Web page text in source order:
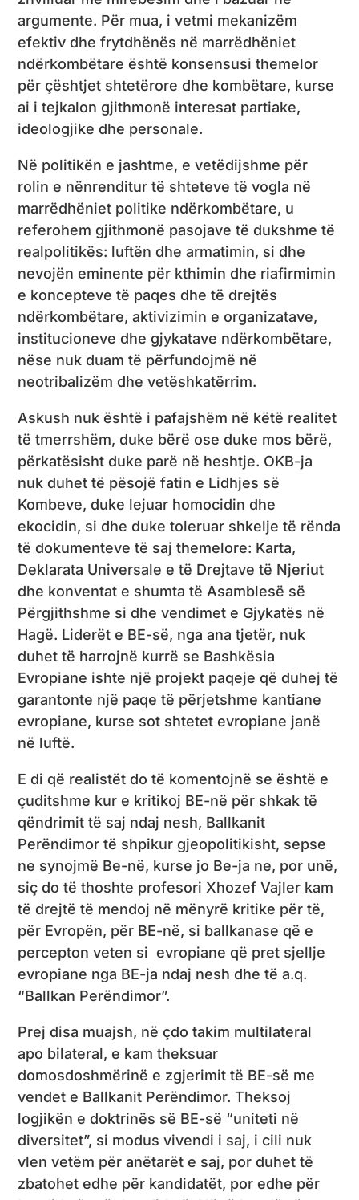
argumente. Për mua, i vetmi mekanizëm
efektiv dhe frytdhënës në marrëdhëniet
ndërkombëtare është konsensusi themelor
për çështjet shtetërore dhe kombëtare, kurse
ai i tejkalon gjithmonë interesat partiake,
ideologjike dhe personale.
Në politikën e jashtme, e vetëdijshme për
rolin e nënrenditur të shteteve të vogla në
marrëdhëniet politike ndërkombëtare, u
referohem gjithmonë pasojave të dukshme të
realpolitikës: luftën dhe armatimin, si dhe
nevojën eminente për kthimin dhe riafirmimin
e koncepteve të paqes dhe të drejtës
ndërkombëtare, aktivizimin e organizatave,
institucioneve dhe gjykatave ndërkombëtare,
nëse nuk duam të përfundojmë në
neotribalizëm dhe vetëshkatërrim.
Askush nuk është i pafajshëm në këtë realitet
të tmerrshëm, duke bërë ose duke mos bërë,
përkatësisht duke parë në heshtje. OKB-ja
nuk duhet të pësojë fatin e Lidhjes së
Kombeve, duke lejuar homocidin dhe
ekocidin, si dhe duke toleruar shkelje të rënda
të dokumenteve të saj themelore: Karta,
Deklarata Universale e të Drejtave të Njeriut
dhe konventat e shumta të Asamblesë së
Përgjithshme si dhe vendimet e Gjykatës në
Hagë. Liderët e BE-së, nga ana tjetër, nuk
duhet të harrojnë kurrë se Bashkësia
Evropiane ishte një projekt paqeje që duhej të
garantonte një paqe të përjetshme kantiane
evropiane, kurse sot shtetet evropiane janë
në luftë.
E di që realistët do të komentojnë se është e
çuditshme kur e kritikoj BE-në për shkak të
qëndrimit të saj ndaj nesh, Ballkanit
Perëndimor të shpikur gjeopolitikisht, sepse
ne synojmë Be-në, kurse jo Be-ja ne, por unë,
siç do të thoshte profesori Xhozef Vajler kam
të drejtë të mendoj në mënyrë kritike për të,
për Evropën, për BE-në, si ballkanase që e
percepton veten si evropiane që pret sjellje
evropiane nga BE-ja ndaj nesh dhe të a.q.
“Ballkan Perëndimor”.
Prej disa muajsh, në çdo takim multilateral
apo bilateral, e kam theksuar
domosdoshmërinë e zgjerimit të BE-së me
vendet e Ballkanit Perëndimor. Theksoj
logjikën e doktrinës së BE-së “uniteti në
diversitet”, si modus vivendi i saj, i cili nuk
vlen vetëm për anëtarët e saj, por duhet të
zbatohet edhe për kandidatët, por edhe për